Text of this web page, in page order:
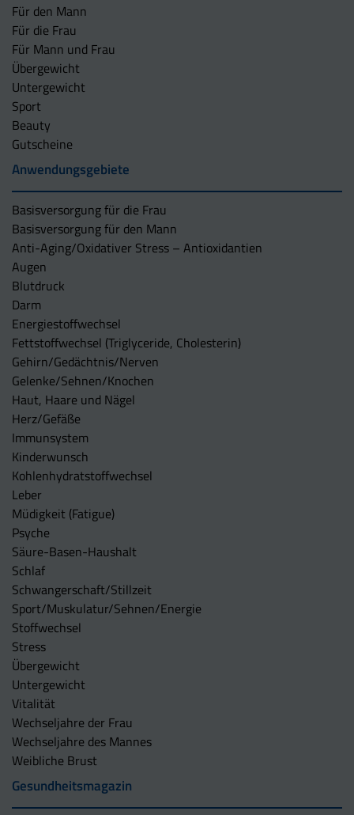
Für den Mann
Für die Frau
Für Mann und Frau
Übergewicht
Untergewicht
Sport
Beauty
Gutscheine
Anwendungsgebiete
Basisversorgung für die Frau
Basisversorgung für den Mann
Anti-Aging/Oxidativer Stress – Antioxidantien
Augen
Blutdruck
Darm
Energiestoffwechsel
Fettstoffwechsel (Triglyceride, Cholesterin)
Gehirn/Gedächtnis/Nerven
Gelenke/Sehnen/Knochen
Haut, Haare und Nägel
Herz/Gefäße
Immunsystem
Kinderwunsch
Kohlenhydratstoffwechsel
Leber
Müdigkeit (Fatigue)
Psyche
Säure-Basen-Haushalt
Schlaf
Schwangerschaft/Stillzeit
Sport/Muskulatur/Sehnen/Energie
Stoffwechsel
Stress
Übergewicht
Untergewicht
Vitalität
Wechseljahre der Frau
Wechseljahre des Mannes
Weibliche Brust
Gesundheitsmagazin